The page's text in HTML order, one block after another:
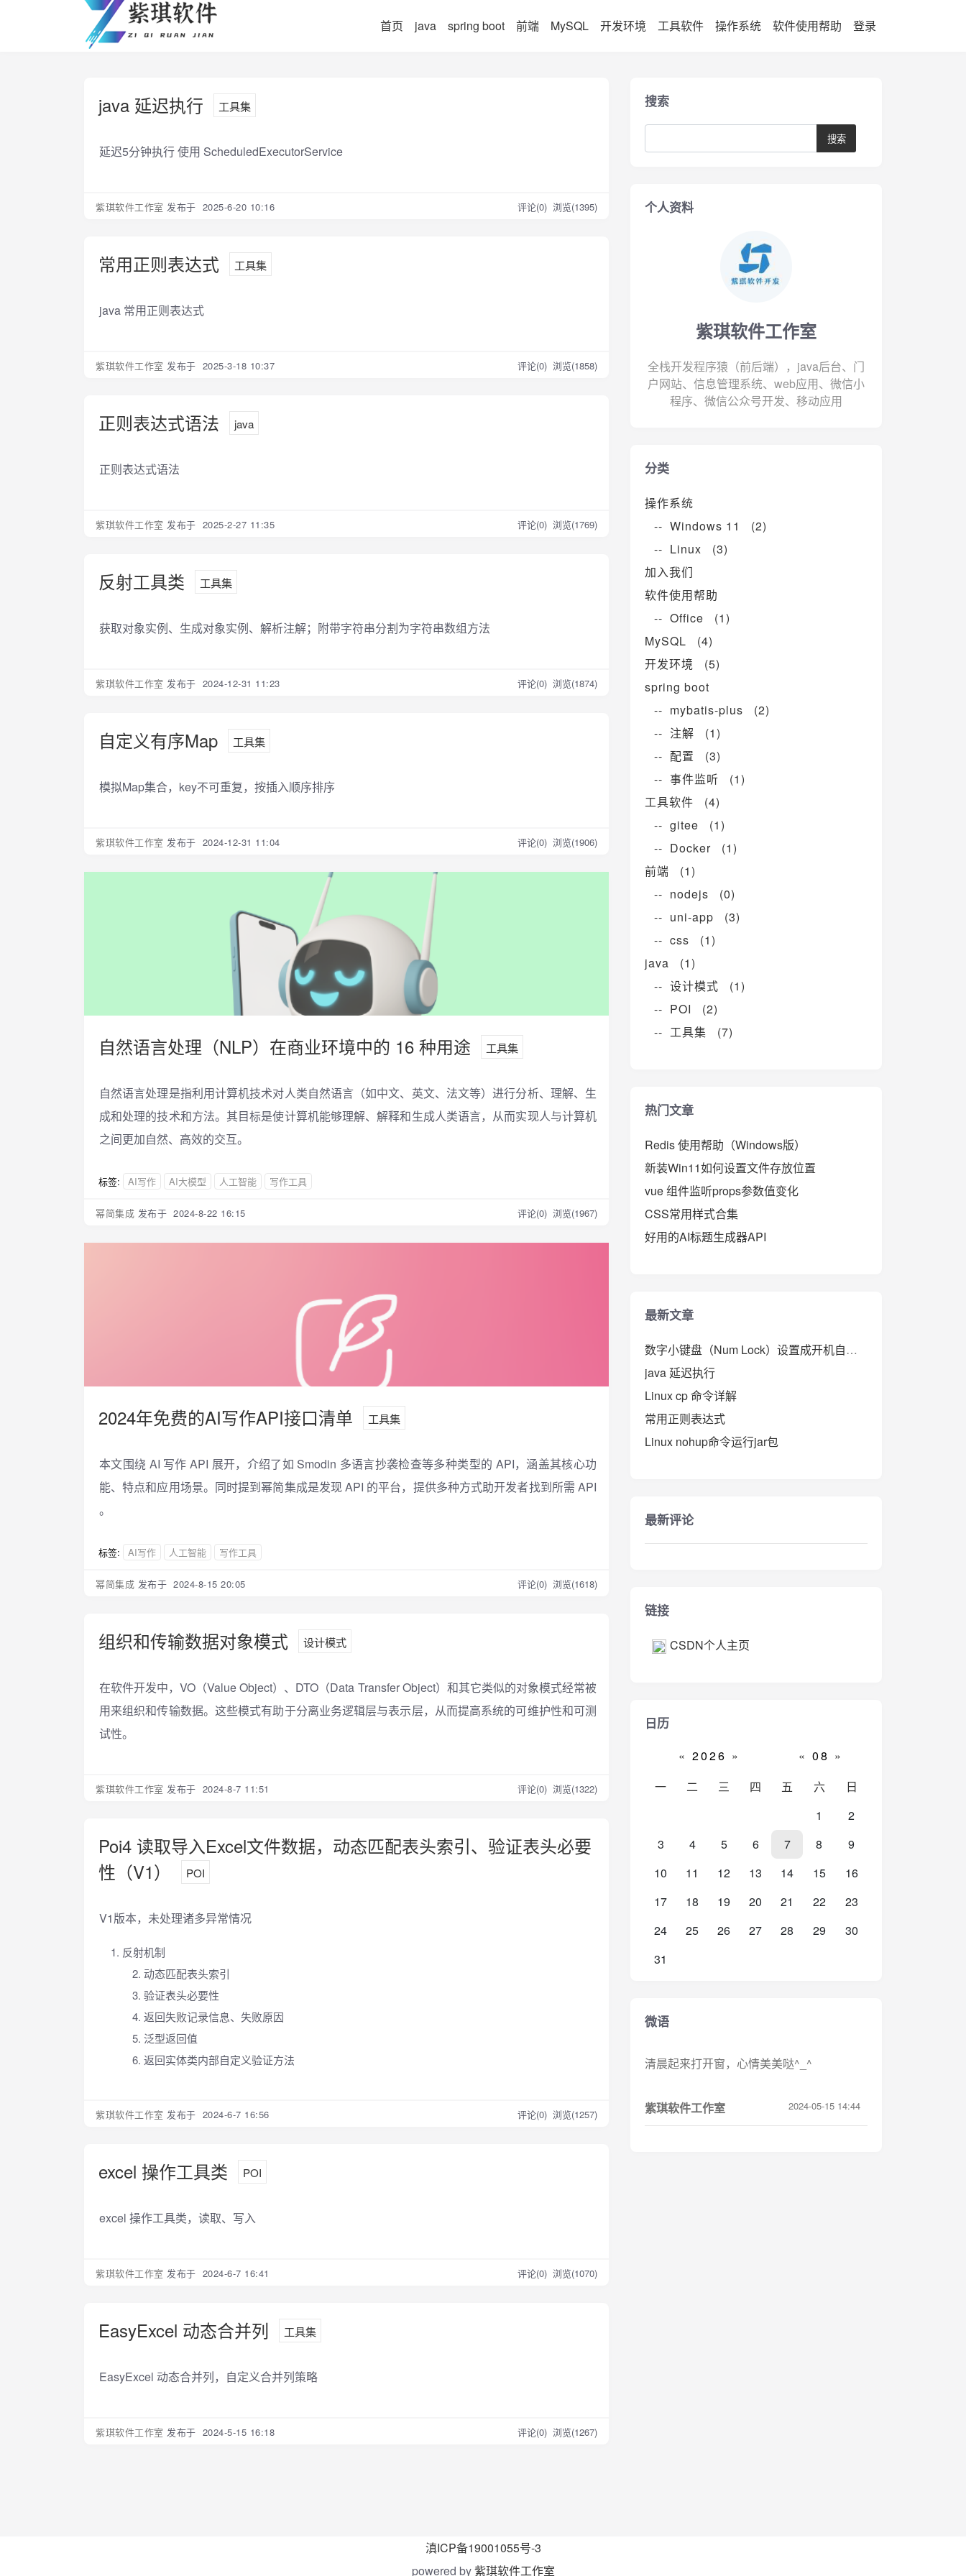
首页 java spring boot 前端 MySQL 开发环境 工具软件 操作系统 软件使用帮助 登录
java 延迟执行 工具集
延迟5分钟执行 使用 ScheduledExecutorService
紫琪软件工作室 发布于 2025-6-20 10:16 评论(0) 浏览(1395)
常用正则表达式 工具集
java 常用正则表达式
紫琪软件工作室 发布于 2025-3-18 10:37 评论(0) 浏览(1858)
正则表达式语法 java
正则表达式语法
紫琪软件工作室 发布于 2025-2-27 11:35 评论(0) 浏览(1769)
反射工具类 工具集
获取对象实例、生成对象实例、解析注解；附带字符串分割为字符串数组方法
紫琪软件工作室 发布于 2024-12-31 11:23 评论(0) 浏览(1874)
自定义有序Map 工具集
模拟Map集合，key不可重复，按插入顺序排序
紫琪软件工作室 发布于 2024-12-31 11:04 评论(0) 浏览(1906)
自然语言处理（NLP）在商业环境中的 16 种用途 工具集
自然语言处理是指利用计算机技术对人类自然语言（如中文、英文、法文等）进行分析、理解、生
成和处理的技术和方法。其目标是使计算机能够理解、解释和生成人类语言，从而实现人与计算机
之间更加自然、高效的交互。
标签: AI写作 AI大模型 人工智能 写作工具
幂简集成 发布于 2024-8-22 16:15 评论(0) 浏览(1967)
2024年免费的AI写作API接口清单 工具集
本文围绕 AI 写作 API 展开，介绍了如 Smodin 多语言抄袭检查等多种类型的 API，涵盖其核心功
能、特点和应用场景。同时提到幂简集成是发现 API 的平台，提供多种方式助开发者找到所需 API
。
标签: AI写作 人工智能 写作工具
幂简集成 发布于 2024-8-15 20:05 评论(0) 浏览(1618)
组织和传输数据对象模式 设计模式
在软件开发中，VO（Value Object）、DTO（Data Transfer Object）和其它类似的对象模式经常被
用来组织和传输数据。这些模式有助于分离业务逻辑层与表示层，从而提高系统的可维护性和可测
试性。
紫琪软件工作室 发布于 2024-8-7 11:51 评论(0) 浏览(1322)
Poi4 读取导入Excel文件数据，动态匹配表头索引、验证表头必要
性（V1）
POI
V1版本，未处理诸多异常情况
反射机制
动态匹配表头索引
验证表头必要性
返回失败记录信息、失败原因
泛型返回值
返回实体类内部自定义验证方法
紫琪软件工作室 发布于 2024-6-7 16:56 评论(0) 浏览(1257)
excel 操作工具类 POI
excel 操作工具类，读取、写入
紫琪软件工作室 发布于 2024-6-7 16:41 评论(0) 浏览(1070)
EasyExcel 动态合并列 工具集
EasyExcel 动态合并列，自定义合并列策略
紫琪软件工作室 发布于 2024-5-15 16:18 评论(0) 浏览(1267)
搜索
个人资料
紫琪软件工作室
全栈开发程序猿（前后端），java后台、门
户网站、信息管理系统、web应用、微信小
程序、微信公众号开发、移动应用
分类
操作系统
-- Windows 11 (2)
-- Linux (3)
加入我们
软件使用帮助
-- Office (1)
MySQL (4)
开发环境 (5)
spring boot
-- mybatis-plus (2)
-- 注解 (1)
-- 配置 (3)
-- 事件监听 (1)
工具软件 (4)
-- gitee (1)
-- Docker (1)
前端 (1)
-- nodejs (0)
-- uni-app (3)
-- css (1)
java (1)
-- 设计模式 (1)
-- POI (2)
-- 工具集 (7)
热门文章
Redis 使用帮助（Windows版）
新装Win11如何设置文件存放位置
vue 组件监听props参数值变化
CSS常用样式合集
好用的AI标题生成器API
最新文章
数字小键盘（Num Lock）设置成开机自动开启
java 延迟执行
Linux cp 命令详解
常用正则表达式
Linux nohup命令运行jar包
最新评论
链接
CSDN个人主页
日历
« 2026 » « 08 »
一
二 三 四 五 六
日
1
2
3
4 5 6 7 8
9
10
11 12 13 14 15
16
17
18 19 20 21 22
23
24
25 26 27 28 29
30
31
微语
清晨起来打开窗，心情美美哒^_^
紫琪软件工作室 2024-05-15 14:44
滇ICP备19001055号-3
powered by紫琪软件工作室